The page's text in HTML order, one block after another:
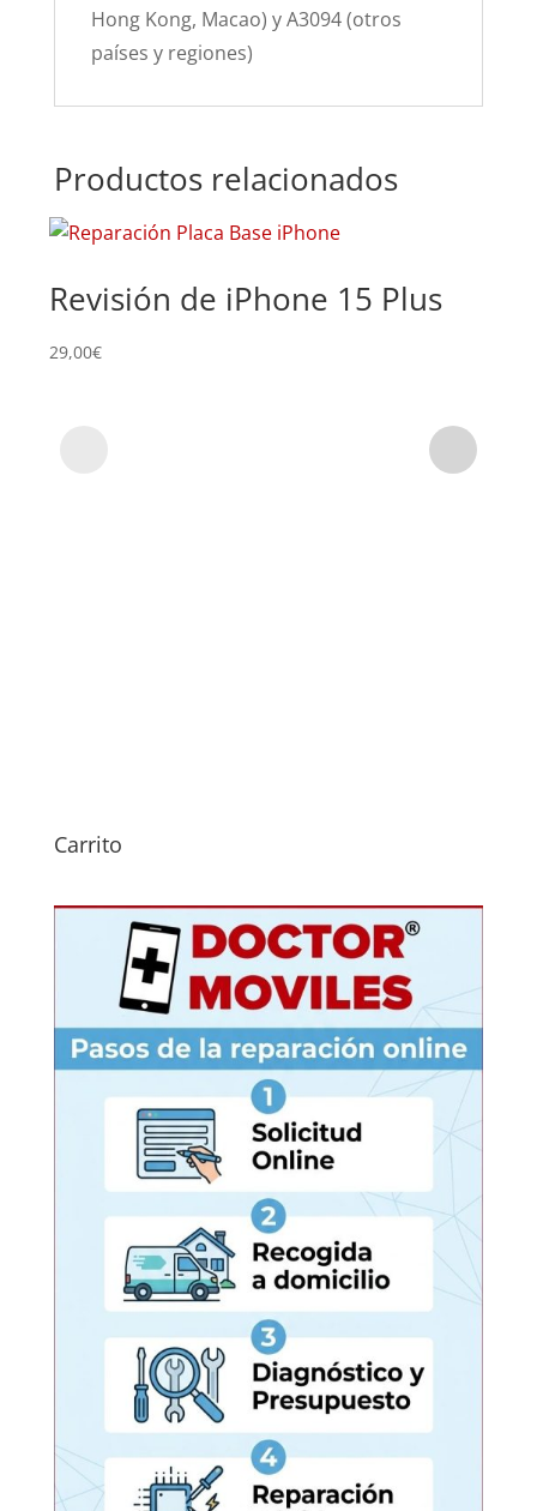
Hong Kong, Macao) y A3094 (otros
países y regiones)
Productos relacionados
Revisión de iPhone 15 Plus
29,00€
Carrito